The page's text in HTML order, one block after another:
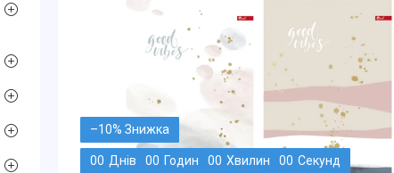
–10%
00 Днів 00 Годин 00 Хвилин 00 Секунд